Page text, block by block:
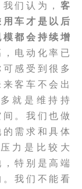
我们认为，客
车才是以后
都会持续增
电动化率已
感受到很多
客车不会出
就是维持持
。我们也做
需求和具体
力是比较大
特别是高端
我们不能看